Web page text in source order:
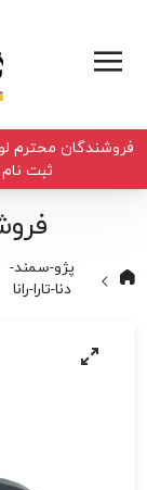
فروشندگان محترم
ثبت
پژو-سمند-
دنا-تارا-رانا